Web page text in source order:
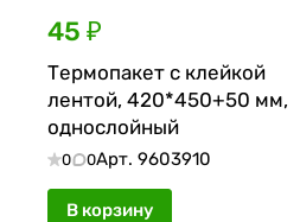
45 ₽
Термопакет с клейкой
лентой, 420*450+50 мм,
однослойный
0 0Арт. 9603910
В корзину